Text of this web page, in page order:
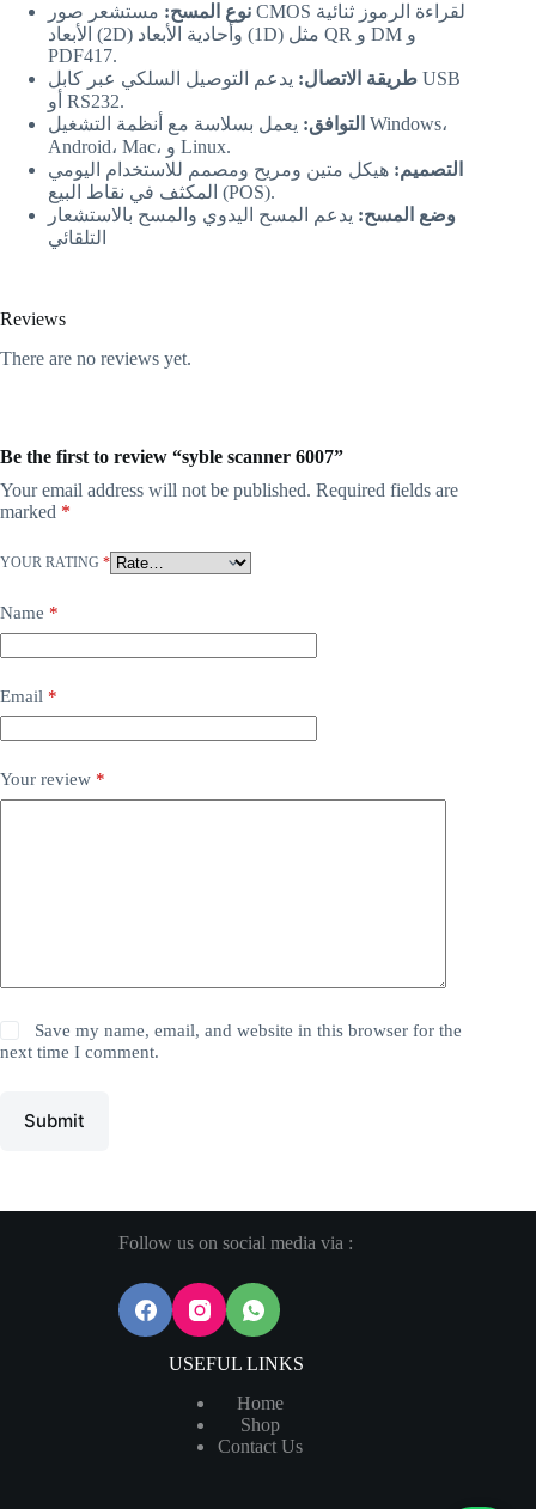
نوع المسح: مستشعر صور CMOS لقراءة الرموز ثنائية
الأبعاد (2D) وأحادية الأبعاد (1D) مثل QR و DM و
PDF417.
طريقة الاتصال: يدعم التوصيل السلكي عبر كابل USB
أو RS232.
التوافق: يعمل بسلاسة مع أنظمة التشغيل Windows،
Android، Mac، و Linux.
التصميم: هيكل متين ومريح ومصمم للاستخدام اليومي
المكثف في نقاط البيع (POS).
وضع المسح: يدعم المسح اليدوي والمسح بالاستشعار
التلقائي
Reviews
There are no reviews yet.
Be the first to review “syble scanner 6007”
Your email address will not be published. Required fields are
marked *
YOUR RATING *
Name *
Email *
Your review *
Save my name, email, and website in this browser for the
next time I comment.
Submit
Follow us on social media via :
USEFUL LINKS
Home
Shop
Contact Us